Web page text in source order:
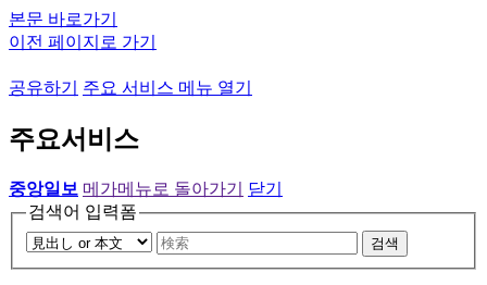
본문 바로가기
이전 페이지로 가기
공유하기 주요 서비스 메뉴 열기
주요서비스
중앙일보 메가메뉴로 돌아가기
닫기
검색어 입력폼
검색